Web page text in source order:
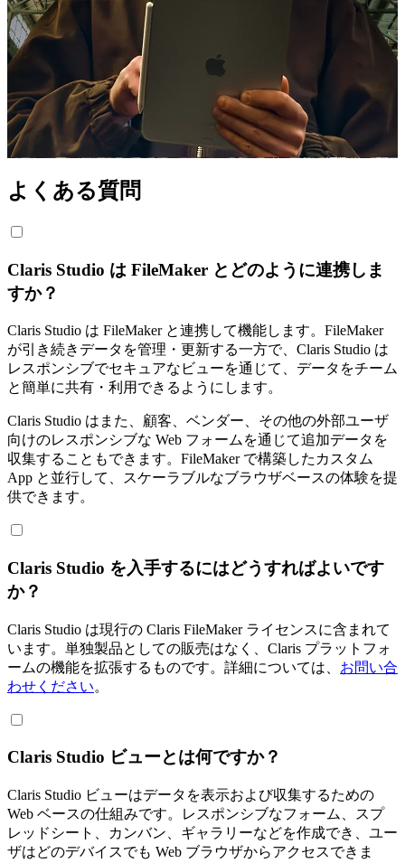
よくある質問
Claris Studio は FileMaker とどのように連携しま
すか？
Claris Studio は FileMaker と連携して機能します。FileMaker
が引き続きデータを管理・更新する一方で、Claris Studio は
レスポンシブでセキュアなビューを通じて、データをチーム
と簡単に共有・利用できるようにします。
Claris Studio はまた、顧客、ベンダー、その他の外部ユーザ
向けのレスポンシブな Web フォームを通じて追加データを
収集することもできます。FileMaker で構築したカスタム
App と並行して、スケーラブルなブラウザベースの体験を提
供できます。
Claris Studio を入手するにはどうすればよいです
か？
Claris Studio は現行の Claris FileMaker ライセンスに含まれて
います。単独製品としての販売はなく、Claris プラットフォ
ームの機能を拡張するものです。詳細については、 お問い合
わせください。
Claris Studio ビューとは何ですか？
Claris Studio ビューはデータを表示および収集するための
Web ベースの仕組みです。レスポンシブなフォーム、スプ
レッドシート、カンバン、ギャラリーなどを作成でき、ユー
ザはどのデバイスでも Web ブラウザからアクセスできま